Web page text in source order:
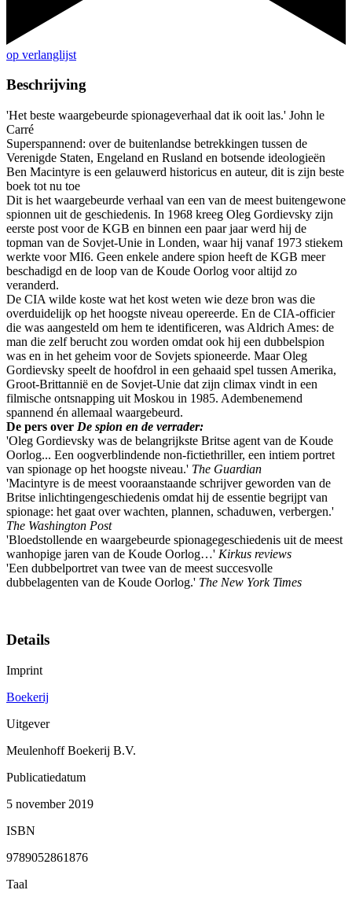
op verlanglijst
Beschrijving
'Het beste waargebeurde spionageverhaal dat ik ooit las.' John le
Carré
Superspannend: over de buitenlandse betrekkingen tussen de
Verenigde Staten, Engeland en Rusland en botsende ideologieën
Ben Macintyre is een gelauwerd historicus en auteur, dit is zijn beste
boek tot nu toe
Dit is het waargebeurde verhaal van een van de meest buitengewone
spionnen uit de geschiedenis. In 1968 kreeg Oleg Gordievsky zijn
eerste post voor de KGB en binnen een paar jaar werd hij de
topman van de Sovjet-Unie in Londen, waar hij vanaf 1973 stiekem
werkte voor MI6. Geen enkele andere spion heeft de KGB meer
beschadigd en de loop van de Koude Oorlog voor altijd zo
veranderd.
De CIA wilde koste wat het kost weten wie deze bron was die
overduidelijk op het hoogste niveau opereerde. En de CIA-officier
die was aangesteld om hem te identificeren, was Aldrich Ames: de
man die zelf berucht zou worden omdat ook hij een dubbelspion
was en in het geheim voor de Sovjets spioneerde. Maar Oleg
Gordievsky speelt de hoofdrol in een gehaaid spel tussen Amerika,
Groot-Brittannië en de Sovjet-Unie dat zijn climax vindt in een
filmische ontsnapping uit Moskou in 1985. Adembenemend
spannend én allemaal waargebeurd.
De pers over De spion en de verrader:
'Oleg Gordievsky was de belangrijkste Britse agent van de Koude
Oorlog... Een oogverblindende non-fictiethriller, een intiem portret
van spionage op het hoogste niveau.' The Guardian
'Macintyre is de meest vooraanstaande schrijver geworden van de
Britse inlichtingengeschiedenis omdat hij de essentie begrijpt van
spionage: het gaat over wachten, plannen, schaduwen, verbergen.'
The Washington Post
'Bloedstollende en waargebeurde spionagegeschiedenis uit de meest
wanhopige jaren van de Koude Oorlog…' Kirkus reviews
'Een dubbelportret van twee van de meest succesvolle
dubbelagenten van de Koude Oorlog.' The New York Times
Details
Imprint
Boekerij
Uitgever
Meulenhoff Boekerij B.V.
Publicatiedatum
5 november 2019
ISBN
9789052861876
Taal